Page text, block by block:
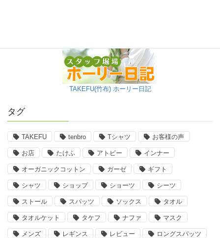
TAKEFU(竹布) ホーリー日記
タグ
TAKEFU tenbro Tシャツ お客様の声
お店 たけふ アトピー インナー
オーガニックコットン ガーゼ ギフト
シャツ ショップ ショーツ シーツ
ストール スパッツ ソックス タオル
タオルケット タケフ ナファ マスク
メンズ レギンス レビュー ロングスパッツ